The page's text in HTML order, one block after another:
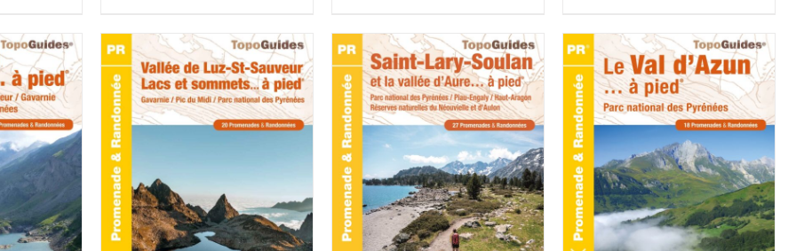
/
ACHETER LE PRODUIT
DÉTAILS
ACHETER LE PRODUIT
/
DÉTAILS
ACHETER LE PRODUIT
/
DÉTAILS